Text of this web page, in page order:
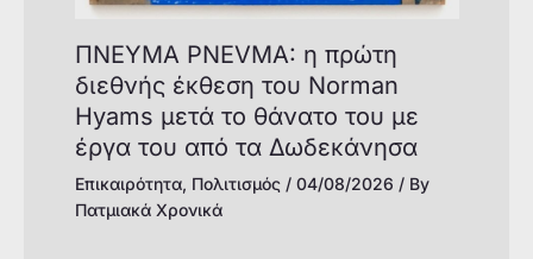
ΠΝΕΥΜΑ PNEVMA: η πρώτη
διεθνής έκθεση του Norman
Hyams μετά το θάνατο του με
έργα του από τα Δωδεκάνησα
Επικαιρότητα, Πολιτισμός/ 04/08/2026 / By
Πατμιακά Χρονικά